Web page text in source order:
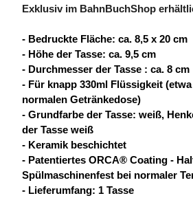
Exklusiv im BahnBuchShop
- Bedruckte Fläche: ca. 8,5 x 20 cm
- Höhe der Tasse: ca. 9,5 cm
- Durchmesser der Tasse : ca. 8 cm
- Für knapp 330ml Flüssigkeit
normalen Getränkedose)
- Grundfarbe der Tasse: weiß,
der Tasse weiß
- Keramik beschichtet
- Patentiertes ORCA® Coating -
Spülmaschinenfest bei normaler
- Lieferumfang: 1 Tasse